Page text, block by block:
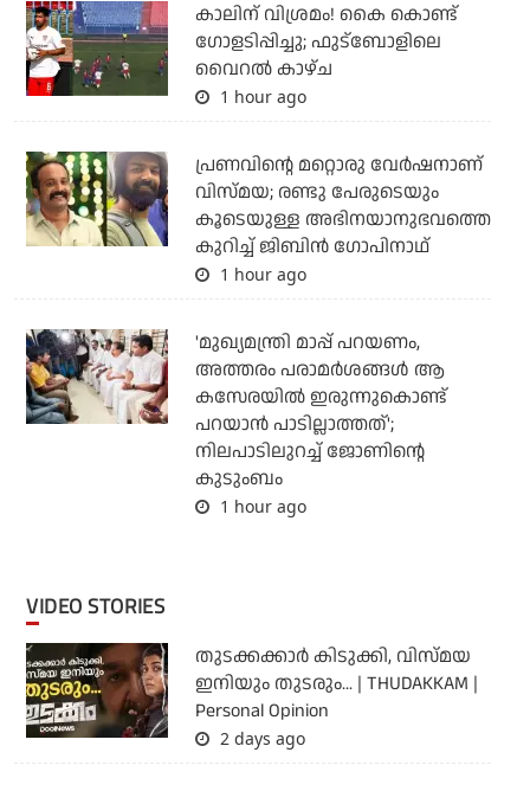
കാലിന് വിശ്രമം! കൈ കൊണ്ട്
ഗോളടിപ്പിച്ചു; ഫുട്‌ബോളിലെ
വൈറല്‍ കാഴ്ച
1 hour ago
പ്രണവിന്റെ മറ്റൊരു വേർഷനാണ്
വിസ്മയ; രണ്ടു പേരുടെയും
കൂടെയുള്ള അഭിനയാനുഭവത്തെ
കുറിച്ച് ജിബിൻ ഗോപിനാഥ്
1 hour ago
'മുഖ്യമന്ത്രി മാപ്പ് പറയണം,
അത്തരം പരാമര്‍ശങ്ങള്‍ ആ
കസേരയില്‍ ഇരുന്നുകൊണ്ട്
പറയാന്‍ പാടില്ലാത്തത്';
നിലപാടിലുറച്ച് ജോണിന്റെ
കുടുംബം
1 hour ago
VIDEO STORIES
തുടക്കക്കാര്‍ കിടുക്കി, വിസ്മയ
ഇനിയും തുടരും... | THUDAKKAM |
Personal Opinion
2 days ago